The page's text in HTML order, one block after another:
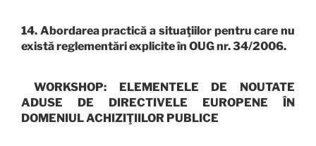
14. Abordarea practică a situaţiilor pentru care nu
există reglementări explicite în OUG nr. 34/2006.
WORKSHOP: ELEMENTELE DE NOUTATE
ADUSE DE DIRECTIVELE EUROPENE ÎN
DOMENIUL ACHIZIŢIILOR PUBLICE